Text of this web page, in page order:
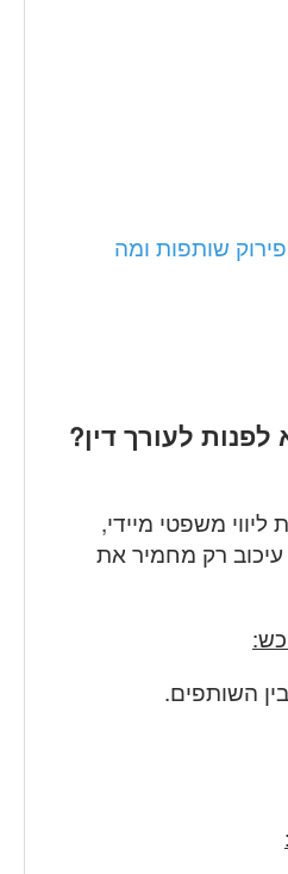
שותפות ומה
לפנות לעורך דין?
משפטי מיידי,
רק מחמיר את
השותפים.